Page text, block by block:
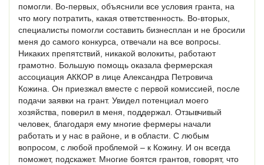
помогли. Во-первых, объяснили все условия гранта, на
что могу потратить, какая ответственность. Во-вторых,
специалисты помогли составить бизнесплан и не бросили
меня до самого конкурса, отвечали на все вопросы.
Никаких препятствий, никакой волокиты, работают
грамотно. Большую помощь оказала фермерская
ассоциация АККОР в лице Александра Петровича
Кожина. Он приезжал вместе с первой комиссией, после
подачи заявки на грант. Увидел потенциал моего
хозяйства, поверил в меня, поддержал. Отзывчивый
человек, благодаря ему многие фермеры начали
работать и у нас в районе, и в области. С любым
вопросом, с любой проблемой – к Кожину. И он всегда
поможет, подскажет. Многие боятся грантов, говорят, что